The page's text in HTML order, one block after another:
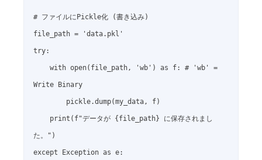
# ファイルにPickle化 (書き込み)
file_path = 'data.pkl'
try:
Write Binary
た。")
except Exception as e: